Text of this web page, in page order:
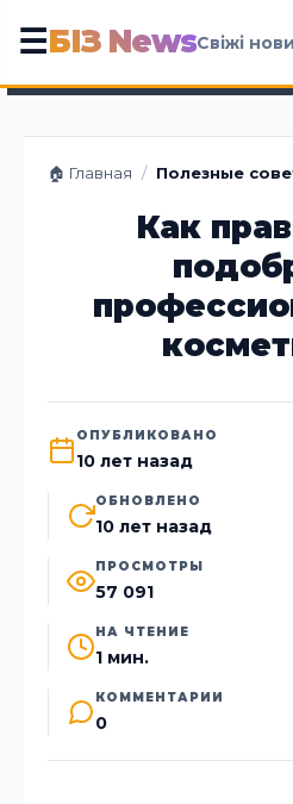
☰БІЗ NewsСвіжі
🏠 Главная / Полезные
Как
ОПУБЛИКОВАНО
10 лет назад
ОБНОВЛЕНО
10 лет назад
ПРОСМОТРЫ
57 091
НА ЧТЕНИЕ
1 мин.
КОММЕНТАРИИ
0